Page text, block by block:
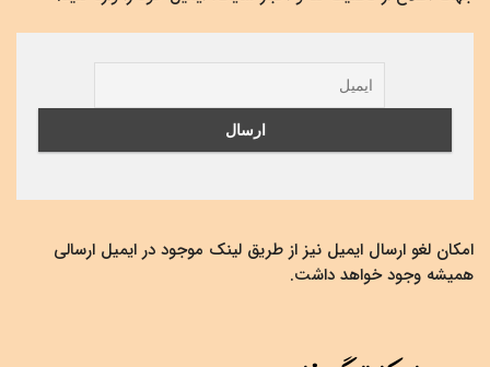
امکان لغو ارسال ایمیل نیز از طریق لینک موجود در ایمیل ارسالی
همیشه وجود خواهد داشت.